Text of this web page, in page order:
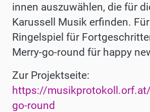
innen auszuwählen, die für
Karussell Musik erfinden.
Ringelspiel für
Merry-go-round für happy
Zur Projektseite:
https://
go-round